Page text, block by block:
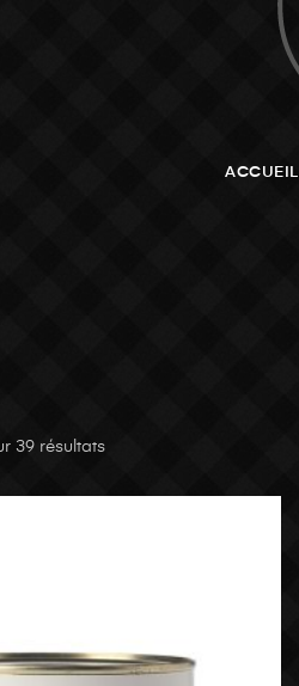
ACCUEIL
39 résultats